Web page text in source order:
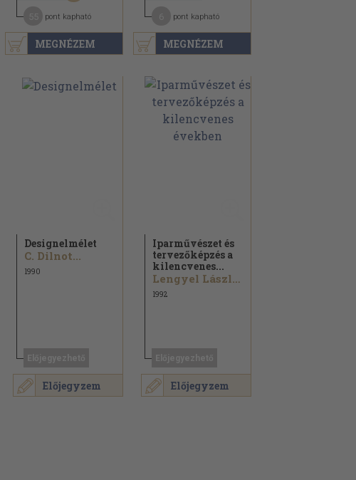
MEGNÉZEM
pont kapható
MEGNÉZEM
pont kapható
Előjegyzem
Designelmélet
C. Dilnot...
1990
Előjegyzem
Iparművészet és
tervezőképzés a
kilencvenes...
Lengyel László...
1992